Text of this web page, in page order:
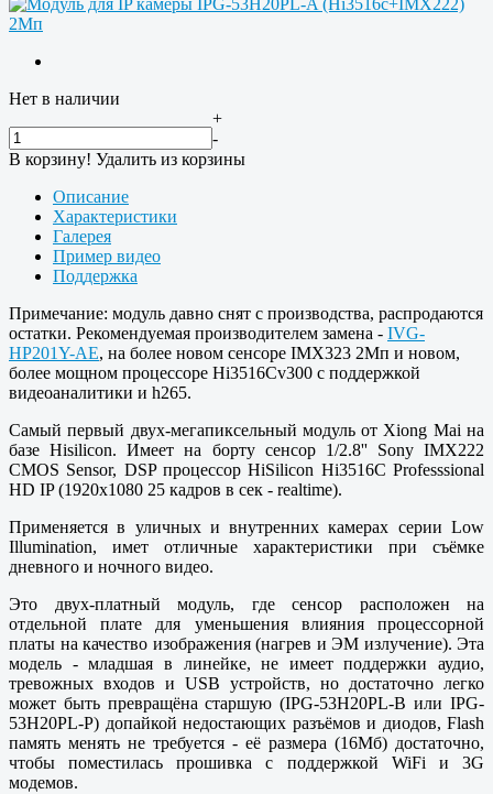
Нет в наличии
+
-
В корзину! Удалить из корзины
Описание
Характеристики
Галерея
Пример видео
Поддержка
Примечание: модуль давно снят с производства, распродаются
остатки. Рекомендуемая производителем замена - IVG-
HP201Y-AE, на более новом сенсоре IMX323 2Мп и новом,
более мощном процессоре Hi3516Cv300 с поддержкой
видеоаналитики и h265.
Самый первый двух-мегапиксельный модуль от Xiong Mai на
базе Hisilicon. Имеет на борту сенсор 1/2.8'' Sony IMX222
CMOS Sensor, DSP процессор HiSilicon Hi3516C Professsional
HD IP (1920x1080 25 кадров в сек - realtime).
Применяется в уличных и внутренних камерах серии Low
Illumination, имет отличные характеристики при съёмке
дневного и ночного видео.
Это двух-платный модуль, где сенсор расположен на
отдельной плате для уменьшения влияния процессорной
платы на качество изображения (нагрев и ЭМ излучение). Эта
модель - младшая в линейке, не имеет поддержки аудио,
тревожных входов и USB устройств, но достаточно легко
может быть превращёна старшую (IPG-53H20PL-B или IPG-
53H20PL-P) допайкой недостающих разъёмов и диодов, Flash
память менять не требуется - её размера (16Мб) достаточно,
чтобы поместилась прошивка с поддержкой WiFi и 3G
модемов.